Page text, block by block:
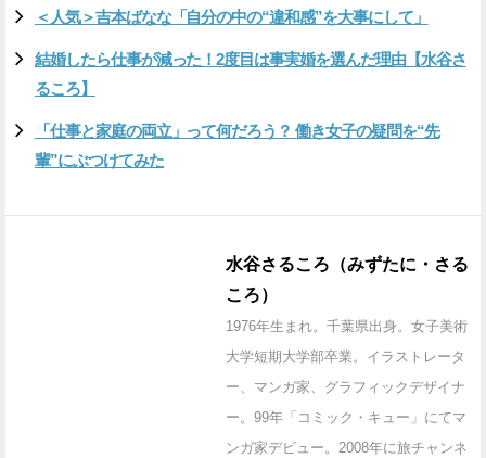
＜人気＞吉本ばなな「自分の中の“違和感”を大事にして」
結婚したら仕事が減った！2度目は事実婚を選んだ理由【水谷さ
るころ】
「仕事と家庭の両立」って何だろう？ 働き女子の疑問を“先
輩”にぶつけてみた
水谷さるころ（みずたに・さる
ころ）
1976年生まれ。千葉県出身。女子美術
大学短期大学部卒業。イラストレータ
ー、マンガ家、グラフィックデザイナ
ー。99年「コミック・キュー」にてマ
ンガ家デビュー。2008年に旅チャンネ